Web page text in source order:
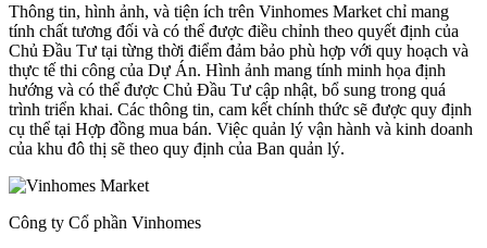
Thông tin, hình ảnh, và tiện ích trên Vinhomes Market chỉ mang
tính chất tương đối và có thể được điều chỉnh theo quyết định của
Chủ Đầu Tư tại từng thời điểm đảm bảo phù hợp với quy hoạch và
thực tế thi công của Dự Án. Hình ảnh mang tính minh họa định
hướng và có thể được Chủ Đầu Tư cập nhật, bổ sung trong quá
trình triển khai. Các thông tin, cam kết chính thức sẽ được quy định
cụ thể tại Hợp đồng mua bán. Việc quản lý vận hành và kinh doanh
của khu đô thị sẽ theo quy định của Ban quản lý.
Công ty Cổ phần Vinhomes